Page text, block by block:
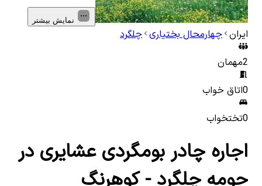
نمایش بیشتر
ایران چهارمحال بختیاری چلگرد
2مهمان
0اتاق خواب
0تختخواب
اجاره چادر بومگردی عشایری در
حومه چلگرد - کوهرنگ